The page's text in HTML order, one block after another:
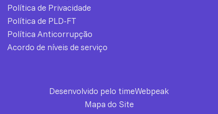
Política de Privacidade
Política de PLD-FT
Política Anticorrupção
Acordo de níveis de serviço
Desenvolvido pelo timeWebpeak
Mapa do Site